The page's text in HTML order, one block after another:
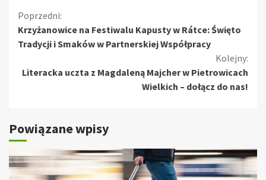
Kontynuuj
czytanie
Poprzedni:
Krzyżanowice na Festiwalu Kapusty w Rátce: Święto
Tradycji i Smaków w Partnerskiej Współpracy
Kolejny:
Literacka uczta z Magdaleną Majcher w Pietrowicach
Wielkich – dołącz do nas!
Powiązane wpisy